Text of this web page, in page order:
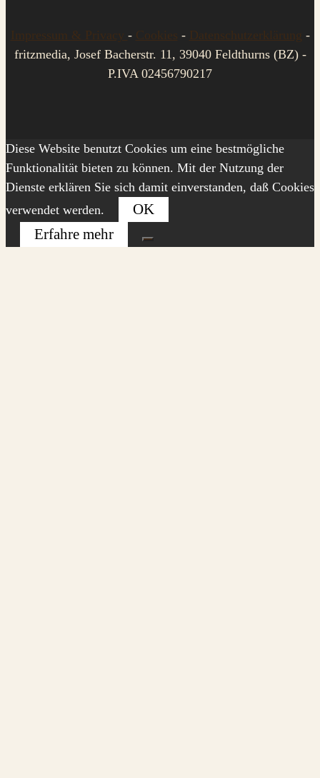
Impressum & Privacy - Cookies - Datenschutzerklärung -
fritzmedia, Josef Bacherstr. 11, 39040 Feldthurns (BZ) -
P.IVA 02456790217
Diese Website benutzt Cookies um eine bestmögliche
Funktionalität bieten zu können. Mit der Nutzung der
Dienste erklären Sie sich damit einverstanden, daß Cookies
verwendet werden.
OK
Erfahre mehr